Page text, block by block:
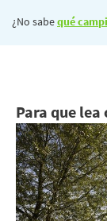
¿No sabequé
Para que lea